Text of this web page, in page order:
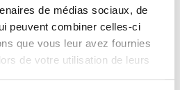
de médias sociaux, de
peuvent combiner celles-ci
que vous leur avez fournies
de votre utilisation de leurs